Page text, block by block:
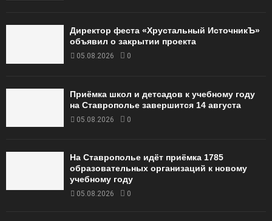
Директор феста «Хрустальный ИсточникЪ»
объявил о закрытии проекта
05.08.2026 0
Приёмка школ и детсадов к учебному году
на Ставрополье завершится 14 августа
05.08.2026 0
На Ставрополье идёт приёмка 1785
образовательных организаций к новому
учебному году
05.08.2026 0